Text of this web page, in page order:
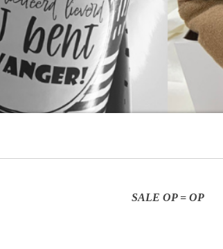
SALE OP = OP